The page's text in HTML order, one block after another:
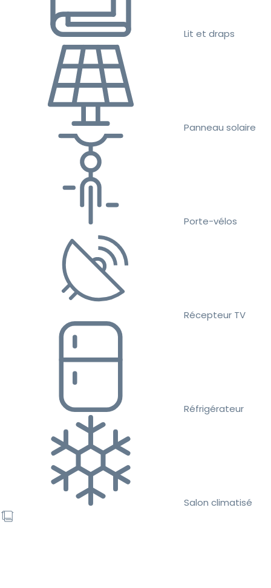
Lit et draps
Panneau solaire
Porte-vélos
Récepteur TV
Réfrigérateur
Salon climatisé